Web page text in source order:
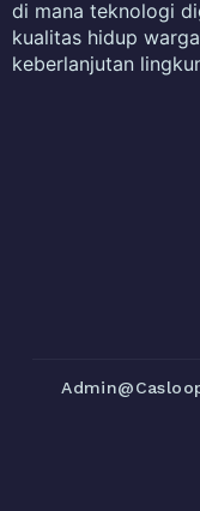
di mana teknologi
kualitas hidup
keberlanjutan